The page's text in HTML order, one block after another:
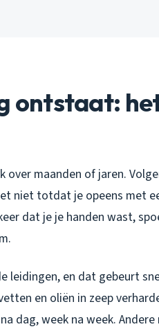
ontstaat:
over maanden of jaren.
niet totdat je opeens met
dat je je handen wast,
leidingen, en dat gebeurt
en oliën in zeep
dag, week na week.